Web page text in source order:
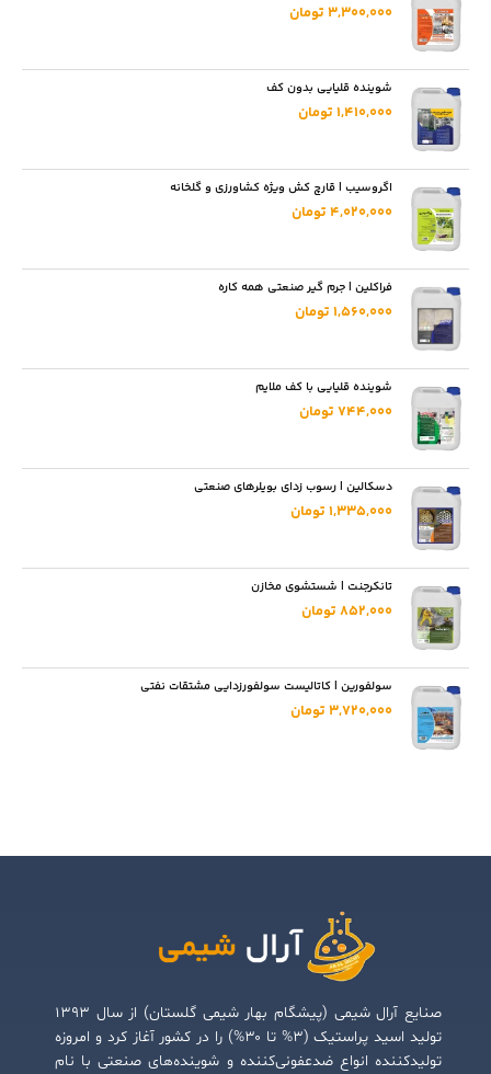
3,300,000 تومان
شوینده قلیایی بدون کف
1,410,000 تومان
اگروسیب | قارچ کش ویژه کشاورزی و گلخانه
4,020,000 تومان
فراکلین | جرم گیر صنعتی همه کاره
1,560,000 تومان
شوینده قلیایی با کف ملایم
744,000 تومان
دسکالین | رسوب زدای بویلرهای صنعتی
1,335,000 تومان
تانکرجنت | شستشوی مخازن
852,000 تومان
سولفورین | کاتالیست سولفورزدایی مشتقات نفتی
3,720,000 تومان
صنایع آرال شیمی (پیشگام بهار شیمی گلستان) از سال ۱۳۹۳
تولید اسید پراستیک (۳% تا ۳۰%) را در کشور آغاز کرد و امروزه
تولیدکننده انواع ضدعفونی‌کننده و شوینده‌های صنعتی با نام